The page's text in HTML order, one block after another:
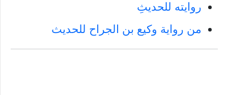
روايته للحديثِ
من رواية وكيع بن الجراح للحديث